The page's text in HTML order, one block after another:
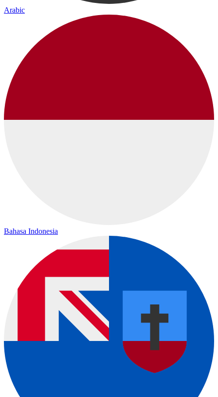
Arabic
Bahasa Indonesia